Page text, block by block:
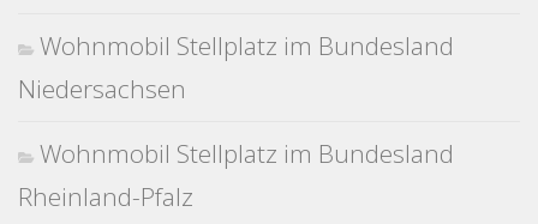
Wohnmobil Stellplatz im Bundesland
Niedersachsen
Wohnmobil Stellplatz im Bundesland
Rheinland-Pfalz